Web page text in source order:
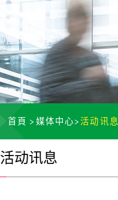
首頁 媒体中心 活动讯息
活动讯息